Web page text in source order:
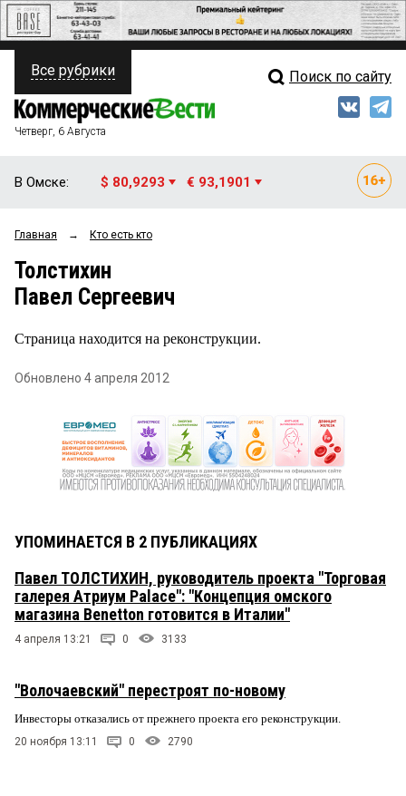
ПОЛИТИКА
ФИНАНСЫ
ОБЩЕСТВО
ЗАКОН
Свежий выпуск
Все рубрики Поиск по сайту
Четверг, 6 Августа
В Омске: $ 80,9293 € 93,1901
Главная → Кто есть кто
Толстихин
Павел Сергеевич
Страница находится на реконструкции.
Обновлено 4 апреля 2012
УПОМИНАЕТСЯ В 2 ПУБЛИКАЦИЯХ
Павел ТОЛСТИХИН, руководитель проекта "Торговая
галерея Атриум Palace": "Концепция омского
магазина Benetton готовится в Италии"
4 апреля 13:21 0 3133
"Волочаевский" перестроят по-новому
Инвесторы отказались от прежнего проекта его реконструкции.
20 ноября 13:11 0 2790